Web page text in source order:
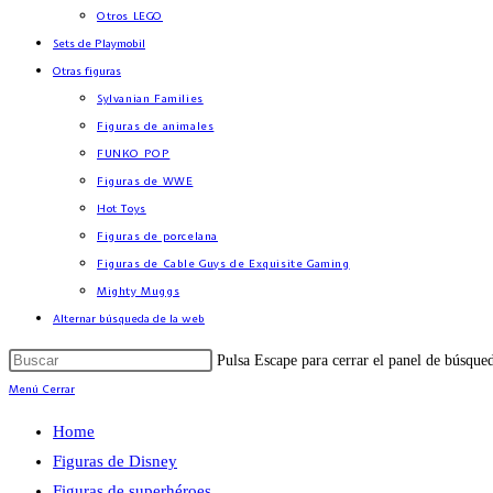
Otros LEGO
Sets de Playmobil
Otras figuras
Sylvanian Families
Figuras de animales
FUNKO POP
Figuras de WWE
Hot Toys
Figuras de porcelana
Figuras de Cable Guys de Exquisite Gaming
Mighty Muggs
Alternar búsqueda de la web
Pulsa Escape para cerrar el panel de
Menú Cerrar
Home
Figuras de Disney